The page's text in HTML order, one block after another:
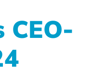
CEO-